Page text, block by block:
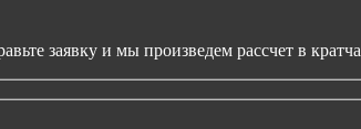
заявку и мы произведем рассчет в